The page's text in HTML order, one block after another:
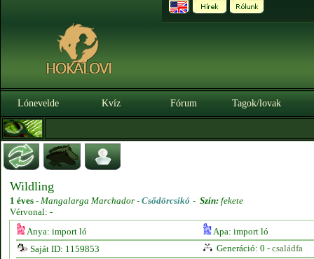
Lónevelde Kvíz Fórum Tagok/lovak
Wildling
1 éves - Mangalarga Marchador - Csődörcsikó - Szín: fekete
Vérvonal: -
Anya: import ló
Apa: import ló
Saját ID: 1159853
Generáció: 0 - családfa